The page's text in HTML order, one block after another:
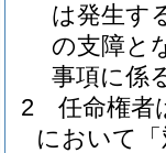
は発生す
の支障と
事項に係
2
任命権者
において